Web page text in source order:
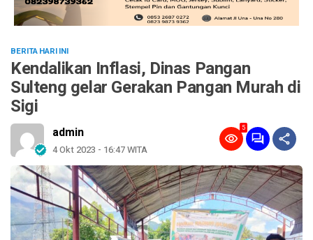
BERITA HARI INI
Kendalikan Inflasi, Dinas Pangan
Sulteng gelar Gerakan Pangan Murah di
Sigi
admin
4 Okt 2023 - 16:47 WITA
5